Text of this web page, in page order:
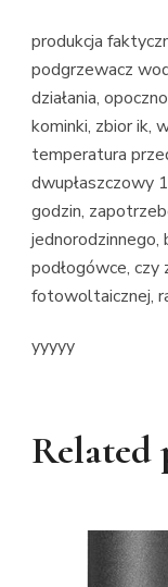
produkcja
podgrzewacz
działania,
kominki, zbior ik,
temperatura
dwupłaszczowy
godzin,
podłogówce, czy
fotowoltaicznej,
yyyyy
Related